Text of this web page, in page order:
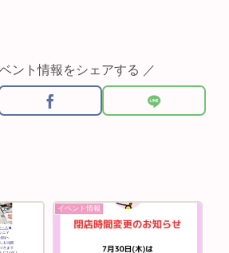
ント情報をシェアする ／
イベント情報